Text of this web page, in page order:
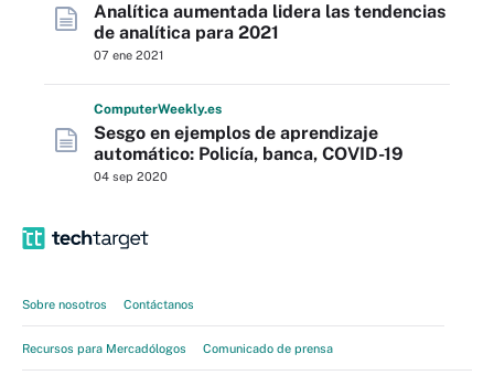
Analítica aumentada lidera las tendencias
de analítica para 2021
07 ene 2021
ComputerWeekly.es
Sesgo en ejemplos de aprendizaje
automático: Policía, banca, COVID-19
04 sep 2020
Sobre nosotros Contáctanos
Recursos para Mercadólogos Comunicado de prensa